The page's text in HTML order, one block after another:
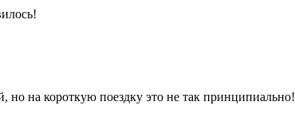
на короткую поездку это не так принципиально!